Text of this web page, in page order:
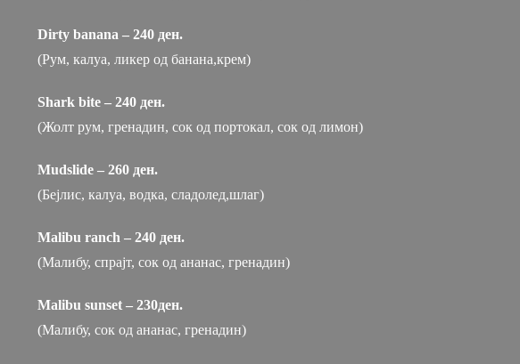
Dirty banana – 240 ден.
(Рум, калуа, ликер од банана,крем)
Shark bite – 240 ден.
(Жолт рум, гренадин, сок од портокал, сок од лимон)
Mudslide – 260 ден.
(Бејлис, калуа, водка, сладолед,шлаг)
Malibu ranch – 240 ден.
(Малибу, спрајт, сок од ананас, гренадин)
Malibu sunset – 230ден.
(Малибу, сок од ананас, гренадин)